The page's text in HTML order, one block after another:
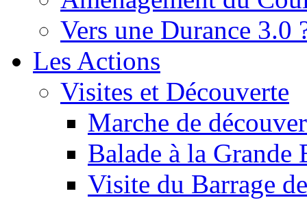
Vers une Durance 3.0
Les Actions
Visites et Découverte
Marche de
Balade à la Grande
Visite du Barrage